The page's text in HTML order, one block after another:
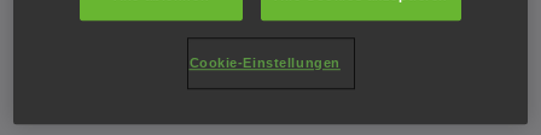
Wasser nicht verschmutzen“.
Cookie-Einstellungen